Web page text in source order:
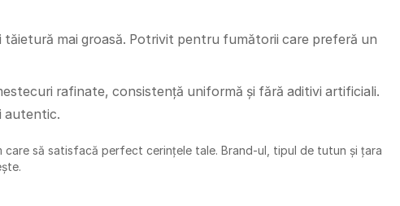
mai groasă. Potrivit pentru fumătorii care preferă un
rafinate, consistență uniformă și fără aditivi artificiali.
autentic.
să satisfacă perfect cerințele tale. Brand-ul, tipul de tutun și țara